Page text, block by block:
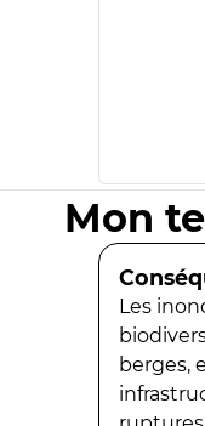
Mon
Les
berges,